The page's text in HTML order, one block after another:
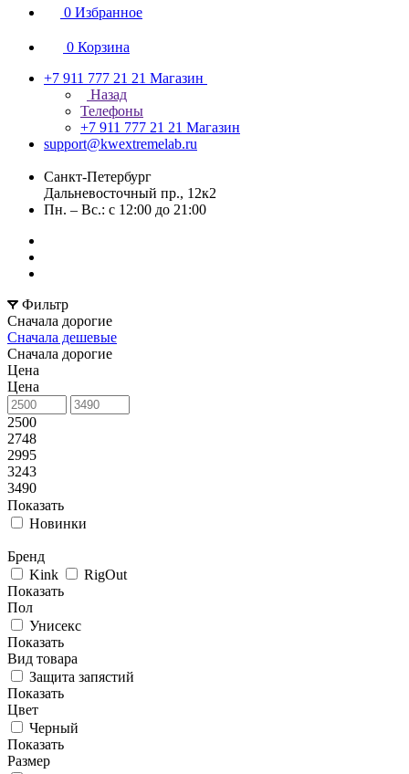
0 Избранное
0 Корзина
+7 911 777 21 21 Магазин
Назад
Телефоны
+7 911 777 21 21 Магазин
support@kwextremelab.ru
Санкт-Петербург
Дальневосточный пр., 12к2
Пн. – Вс.: с 12:00 до 21:00
Фильтр
Сначала дорогие
Сначала дешевые
Сначала дорогие
Цена
Цена
2500
2748
2995
3243
3490
Показать
Новинки
Бренд
Kink
RigOut
Показать
Пол
Унисекс
Показать
Вид товара
Защита запястий
Показать
Цвет
Черный
Показать
Размер